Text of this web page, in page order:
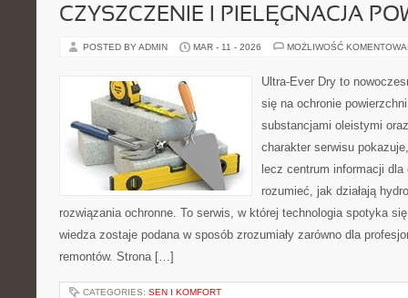
CZYSZCZENIE I PIELĘGNACJA
POSTED BY ADMIN MAR - 11 - 2026 MOŻLIWOŚĆ
Ultra-Ever Dry to
się na ochronie
substancjami oleistymi
charakter serwisu
lecz centrum informacji
rozumieć, jak działają
rozwiązania ochronne. To serwis, w której technologia spotyka
wiedza zostaje podana w sposób zrozumiały zarówno dla
remontów. Strona […]
CATEGORIES: SEN I KOMFORT